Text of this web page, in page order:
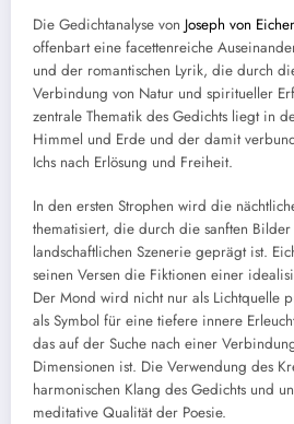
Die Gedichtanalyse von Joseph von
offenbart eine facettenreiche
und der romantischen Lyrik, die durch
Verbindung von Natur und spiritueller
zentrale Thematik des Gedichts liegt in
Himmel und Erde und der damit
Ichs nach Erlösung und Freiheit.
In den ersten Strophen wird die
thematisiert, die durch die sanften
landschaftlichen Szenerie geprägt ist.
seinen Versen die Fiktionen einer
Der Mond wird nicht nur als Lichtquelle
als Symbol für eine tiefere innere
das auf der Suche nach einer
Dimensionen ist. Die Verwendung des
harmonischen Klang des Gedichts und
meditative Qualität der Poesie.